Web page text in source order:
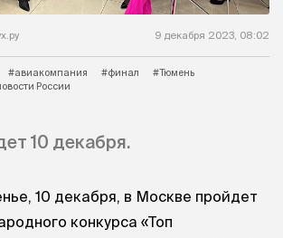
9 декабря 2023, 08:02
#авиакомпания #финал
#Тюмень
России
10 декабря.
10 декабря, в Москве пройдет
конкурса «Топ